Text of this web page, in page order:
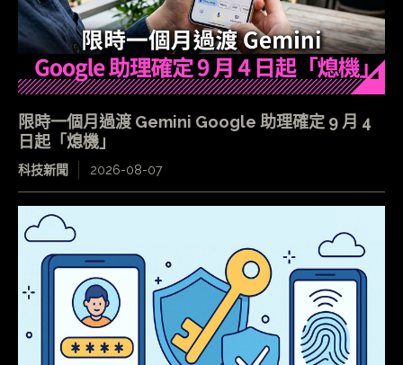
限時一個月過渡 Gemini Google 助理確定 9 月 4
日起「熄機」
科技新聞 2026-08-07